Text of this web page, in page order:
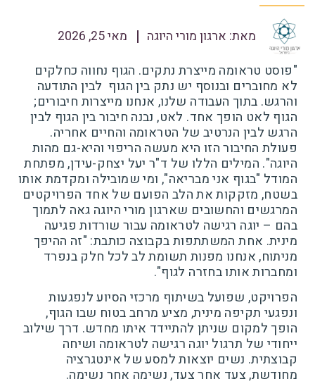
מאת: ארגון מורי היוגה מאי 25, 2026
"פוסט טראומה מייצרת נתקים. הגוף נחווה כחלקים
לא מחוברים ובנוסף יש נתק בין הגוף לבין התודעה
והרגש. בתוך העבודה שלנו, אנחנו מייצרות חיבורים;
הגוף לאט הופך אחד. לאט, נבנה חיבור בין הגוף לבין
הרגש לבין הנרטיב של הטראומה והחיים אחריה.
פעולת החיבור הזו היא מעשה הריפוי והיא-גם מהות
היוגה". המילים הללו של ד"ר יעל יצחק-עידן, מפתחת
המודל "בגוף אני מבריאה", ומי שמובילה ומקדמת אותו
בשטח, מזקקות את הלב הפועם של אחד הפרויקטים
המרגשים והחשובים שארגון מורי היוגה גאה לתמוך
בהם – יוגה רגישה לטראומה עבור שורדות פגיעה
מינית. אחת המשתתפות בקבוצה כותבת: "זה ההיפך
מניתוח, אנחנו מפנות תשומת לב לכל חלק בנפרד
ומחברות אותו בחזרה לגוף".
הפרויקט, שפועל בשיתוף מרכזי הסיוע לנפגעות
ונפגעי תקיפה מינית, מציע מרחב בטוח שבו הגוף,
הופך למקום שניתן להתיידד איתו מחדש. דרך שילוב
ייחודי של תרגול יוגה רגישה לטראומה ושיחה
קבוצתית. נשים יוצאות למסע של אינטגרציה
מחודשת, צעד אחר צעד, נשימה אחר נשימה.